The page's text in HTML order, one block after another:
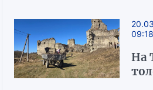
20.03
09:18
На